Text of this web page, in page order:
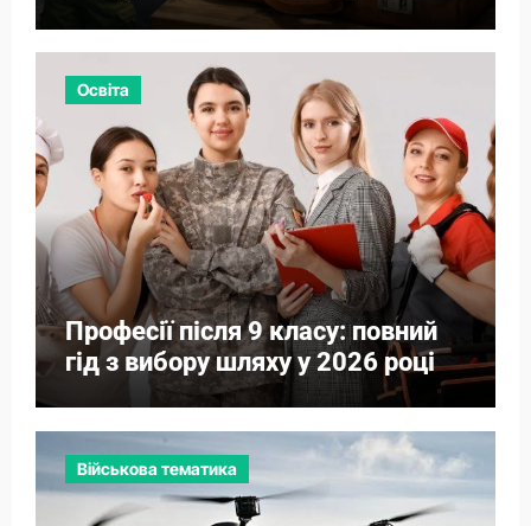
Освіта
Професії після 9 класу: повний
гід з вибору шляху у 2026 році
Військова тематика